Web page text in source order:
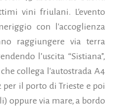
vini friulani. L'evento
con l'accoglienza
raggiungere via terra
l’uscita “Sistiana”,
collega l'autostrada A4
per il porto di Trieste e poi
oppure via mare, a bordo